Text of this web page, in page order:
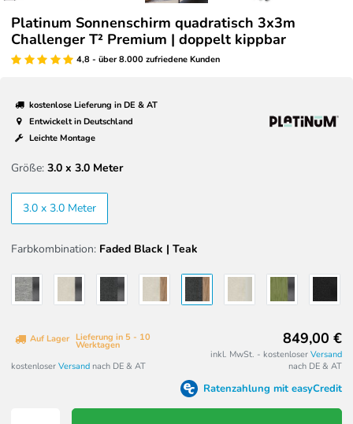
Platinum Sonnenschirm quadratisch 3x3m
Challenger T² Premium | doppelt kippbar
4,8 - über 8.000 zufriedene Kunden
kostenlose Lieferung in DE & AT
Entwickelt in Deutschland
Leichte Montage
Größe: 3.0 x 3.0 Meter
3.0 x 3.0 Meter
Farbkombination: Faded Black | Teak
Lieferung in 5 - 10
Werktagen
Auf Lager
kostenloser Versand nach DE & AT
849,00 €
inkl. MwSt. - kostenloser Versand
nach DE & AT
Ratenzahlung mit easyCredit